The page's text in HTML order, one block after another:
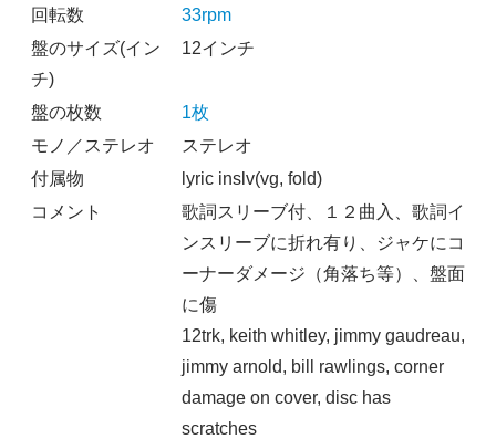
回転数
33rpm
盤のサイズ(イン
チ)
12インチ
盤の枚数
1枚
モノ／ステレオ
ステレオ
付属物
lyric inslv(vg, fold)
コメント
歌詞スリーブ付、１２曲入、歌詞イ
ンスリーブに折れ有り、ジャケにコ
ーナーダメージ（角落ち等）、盤面
に傷
12trk, keith whitley, jimmy gaudreau,
jimmy arnold, bill rawlings, corner
damage on cover, disc has
scratches